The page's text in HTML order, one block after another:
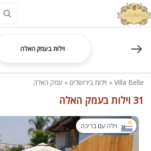
וילות בעמק האלה
Villa Belle
» וילות בירושלים » עמק האלה
31 וילות בעמק האלה
וילה עם בריכה